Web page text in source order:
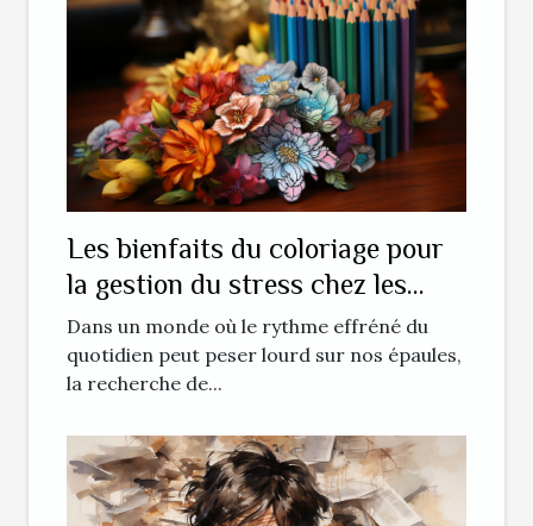
Les bienfaits du coloriage pour
la gestion du stress chez les
adultes
Dans un monde où le rythme effréné du
quotidien peut peser lourd sur nos épaules,
la recherche de...